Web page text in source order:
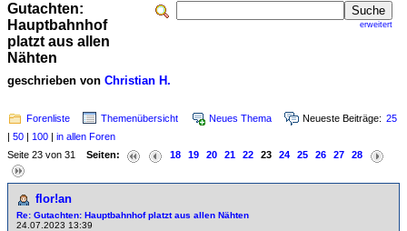
erweitert
Gutachten:
Hauptbahnhof
platzt aus allen
Nähten
geschrieben von Christian H.
Forenliste Themenübersicht Neues Thema Neueste Beiträge: 25
| 50 | 100 | in allen Foren
Seite 23 von 31 Seiten: 18 19 20 21 22 23 24 25 26 27 28
flor!an
Re: Gutachten: Hauptbahnhof platzt aus allen Nähten
24.07.2023 13:39